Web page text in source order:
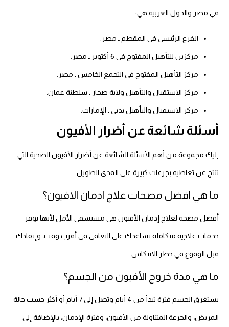
في مصر والدول العربية هي:
الفرع الرئيسي في المقطم ـ مصر.
مركزين للتأهيل المفتوح في 6 أكتوبر ـ مصر.
مركز التأهيل المفتوح في التجمع الخامس ـ مصر.
مركز الاستقبال والتأهيل ولاية صحار ـ سلطنة عمان.
مركز الاستقبال والتأهيل بدبي ـ الإمارات.
أسئلة شائعة عن أضرار الأفيون
إليك مجموعة من أهم الأسئلة الشائعة عن أضرار الأفيون الصحية التي
تنتج عن تعاطيه بجرعات كبيرة على المدى الطويل.
ما هي افضل مصحات علاج ادمان الافيون؟
أفضل مصحة لعلاج إدمان الأفيون هي مستشفى الأمل لأنها توفر
خدمات علاجية متكاملة تساعدك على التعافي في أقرب وقت، وإنقاذك
قبل الوقوع في خطر الانتكاس.
ما هي مدة خروج الأفيون من الجسم؟
يستغرق الجسم فترة تبدأ من 4 أيام وتصل إلى 7 أيام أو أكثر حسب حالة
المريض، والجرعة المتناولة من الأفيون، وفترة الإدمان، بالإضافة إلى